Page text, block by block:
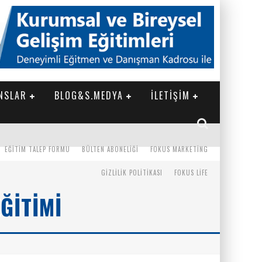
BLOG&S.MEDYA İLETİŞİM
FOKUS MARKETING
BÜLTEN ABONELIĞI
EĞITIM TALEP FORMU
FOKUS LIFE
GIZLILIK POLITIKASI